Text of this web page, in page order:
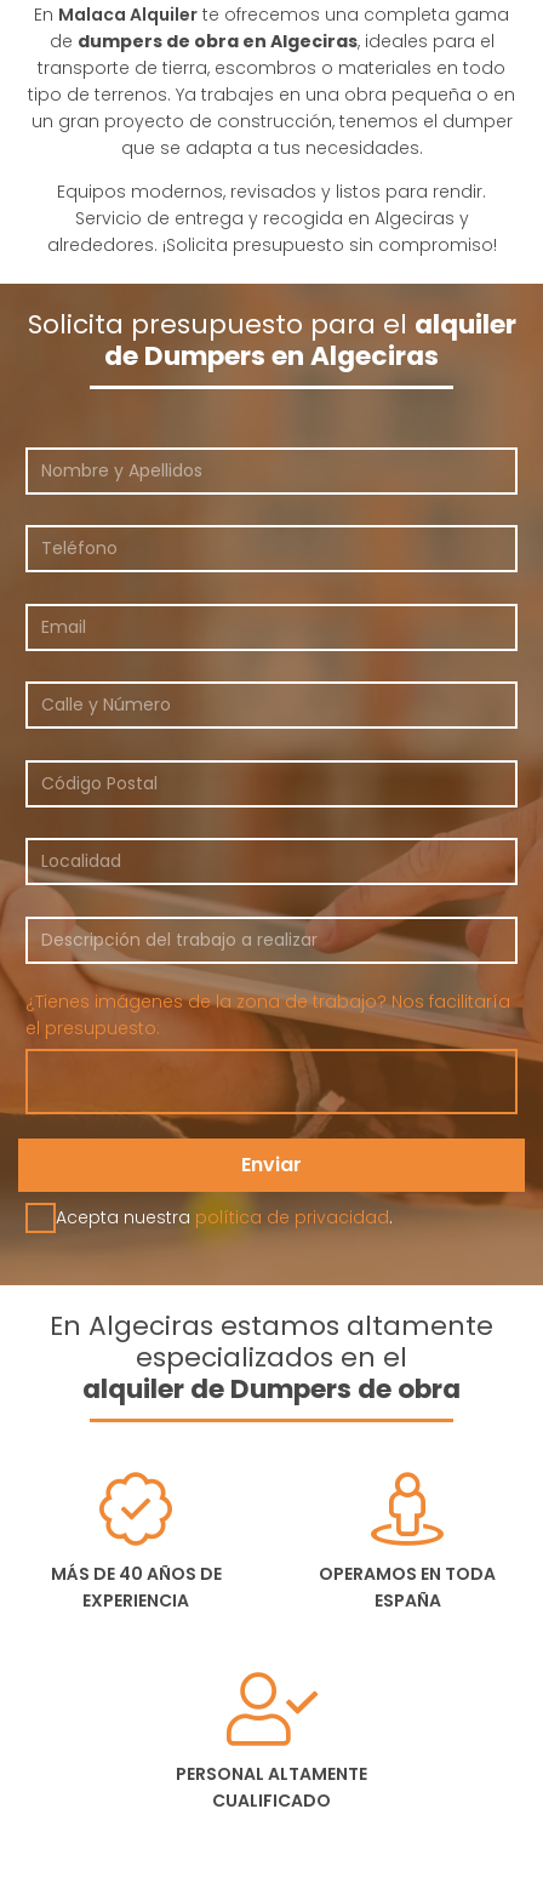
En Malaca Alquiler te ofrecemos una completa gama
de dumpers de obra en Algeciras, ideales para el
transporte de tierra, escombros o materiales en todo
tipo de terrenos. Ya trabajes en una obra pequeña o en
un gran proyecto de construcción, tenemos el dumper
que se adapta a tus necesidades.
Equipos modernos, revisados y listos para rendir.
Servicio de entrega y recogida en Algeciras y
alrededores. ¡Solicita presupuesto sin compromiso!
Solicita presupuesto para el alquiler
de Dumpers en Algeciras
¿Tienes imágenes de la zona de trabajo? Nos facilitaría
el presupuesto:
Acepta nuestra política de privacidad.
En Algeciras estamos altamente
especializados en el
alquiler de Dumpers de obra
MÁS DE 40 AÑOS DE
EXPERIENCIA
OPERAMOS EN TODA
ESPAÑA
PERSONAL ALTAMENTE
CUALIFICADO